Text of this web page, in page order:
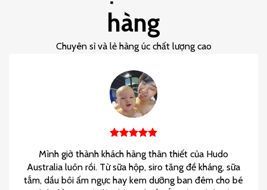
hàng
Chuyên sỉ và lẻ hàng úc chất lượng cao
Mình giờ thành khách hàng thân thiết của Hudo
Australia luôn rồi. Từ sữa hộp, siro tăng đề kháng, sữa
tắm, dầu bôi ấm ngực hay kem dưỡng ban đêm cho bé